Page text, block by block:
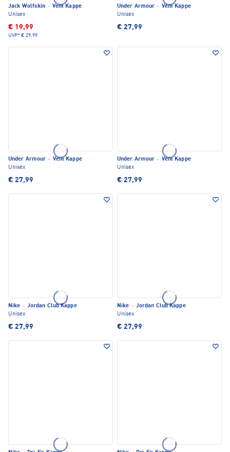
Jack Wolfskin · Vent Kappe
Unisex
€ 19,99
UVP* € 29,99
Under Armour · Vent Kappe
Unisex
€ 27,99
Under Armour · Vent Kappe
Unisex
€ 27,99
Under Armour · Vent Kappe
Unisex
€ 27,99
Nike · Jordan Club Kappe
Unisex
€ 27,99
Nike · Jordan Club Kappe
Unisex
€ 27,99